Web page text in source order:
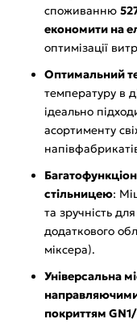
споживанню
економити на
оптимізації
Оптимальний
температуру в
ідеально
асортименту
стільницею:
та зручність
додаткового
міксера).
Універсальна
покриттям GN1/